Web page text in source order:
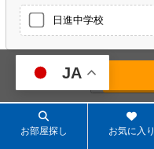
日進中学校
住みたい沿線
295 件
お部屋探し お気に入り
JA